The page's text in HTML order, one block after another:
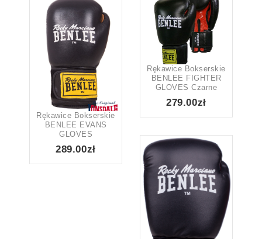
Rękawice Bokserskie
BENLEE EVANS
GLOVES
289.00zł
Rękawice Bokserskie
BENLEE FIGHTER
GLOVES Czarne
279.00zł